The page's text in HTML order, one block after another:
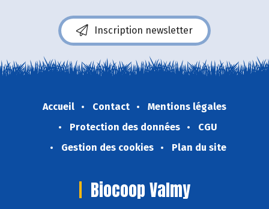
Inscription newsletter
Accueil Contact
Mentions légales
Protection des données
CGU
Gestion des cookies
Plan du site
Biocoop Valmy